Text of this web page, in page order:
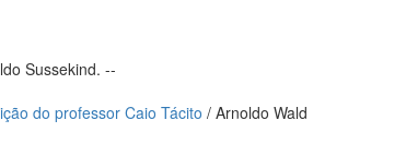
Sussekind. --
do professor Caio Tácito / Arnoldo Wald